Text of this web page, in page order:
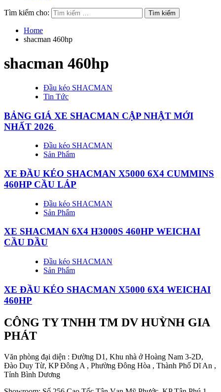
Tìm kiếm cho:
Home
shacman 460hp
shacman 460hp
Đầu kéo SHACMAN
Tin Tức
BẢNG GIÁ XE SHACMAN CẬP NHẬT MỚI
NHẤT 2026
Đầu kéo SHACMAN
Sản Phẩm
XE ĐẦU KÉO SHACMAN X5000 6X4 CUMMINS
460HP CẦU LÁP
Đầu kéo SHACMAN
Sản Phẩm
XE SHACMAN 6X4 H3000S 460HP WEICHAI
CẦU DẦU
Đầu kéo SHACMAN
Sản Phẩm
XE ĐẦU KÉO SHACMAN X5000 6X4 WEICHAI
460HP
CÔNG TY TNHH TM DV HUỲNH GIA
PHÁT
Văn phòng đại diện : Đường D1, Khu nhà ở Hoàng Nam 3-2D,
Đào Duy Từ, KP Đông A , Phường Đông Hòa , Thành Phố Dĩ An ,
Tỉnh Bình Dương